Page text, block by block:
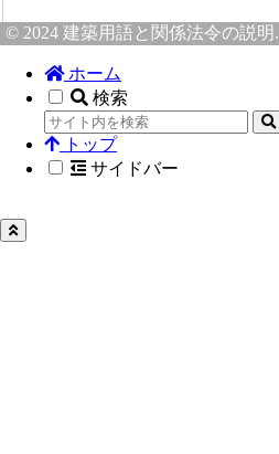
© 2024 建築用語と関係法令の説明.
ホーム
検索
トップ
サイドバー